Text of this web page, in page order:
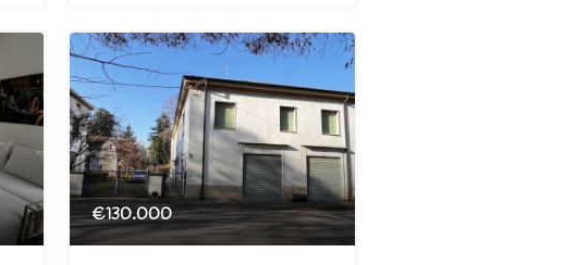
€130.000